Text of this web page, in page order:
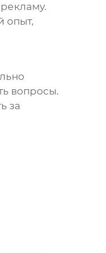
опыт,
вопросы.
за